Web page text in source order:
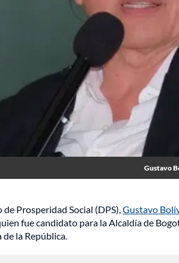
Gustavo
Prosperidad Social (DPS),Gustavo
fue candidato para la Alcaldía de
la República.